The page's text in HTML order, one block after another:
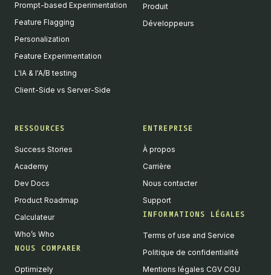
Prompt-based Experimentation
Feature Flagging
Personalization
Feature Experimentation
L'IA & l'A/B testing
Client-Side vs Server-Side
Produit
Développeurs
RESSOURCES
Success Stories
Academy
Dev Docs
Product Roadmap
Calculateur
Who’s Who
NOUS COMPARER
Optimizely
ENTREPRISE
À propos
Carrière
Nous contacter
Support
INFORMATIONS LÉGALES
Terms of use and Service
Politique de confidentialité
Mentions légales CGV CGU